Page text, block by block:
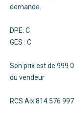
demande.
DPE: C
GES : C
Son prix est de 999
du vendeur
RCS Aix 814 576